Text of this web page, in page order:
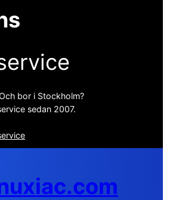
bor i Stockholm?
sedan 2007.